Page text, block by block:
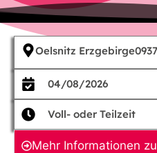
Oelsnitz Erzgebirge
04/08/2026
Voll- oder Teilzeit
Mehr Informationen